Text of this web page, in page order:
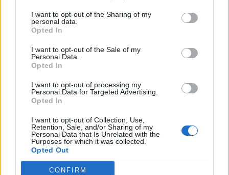
I want to opt-out of the Sharing of my
personal data.
Opted In
I want to opt-out of the Sale of my
Personal Data.
Opted In
I want to opt-out of processing my
Personal Data for Targeted Advertising.
Opted In
I want to opt-out of Collection, Use,
Retention, Sale, and/or Sharing of my
Personal Data that Is Unrelated with the
Purposes for which it was collected.
Opted Out
CONFIRM
VAI ALLA VERSIONE CLASSICA
Il materiale (testo, foto e video) consultabile in questo portale è di nostra proprietà.
Alcune foto (screenshot) ed articoli presenti su "Milan Magazine" sono in parte giunti da
con immagini e testi allegati ed autorizzati alla pubblicazione, e quindi valutati di
pubblico dominio. Se i soggetti o gli autori avessero qualcosa in contrario alla
pubblicazione, non avranno che da segnalarlo alla redazione (indirizzo email:
redazione@napolimagazine.com), che provvederà prontamente alla rimozione.
"Milan Magazine" non è una testata giornalistica, ma un sito di informazione di
proprietà di Napoli Magazine, e non è in alcun modo collegato alla A.C. Milan, che ne
detiene tutti i marchi e diritti.